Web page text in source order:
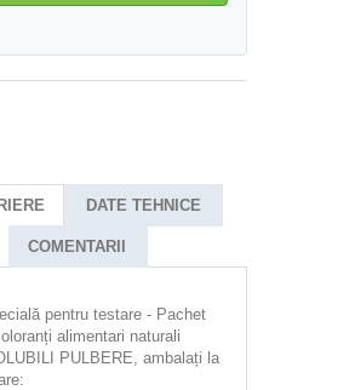
DATE TEHNICE
COMENTARII
pentru testare - Pachet
alimentari naturali
PULBERE, ambalați la